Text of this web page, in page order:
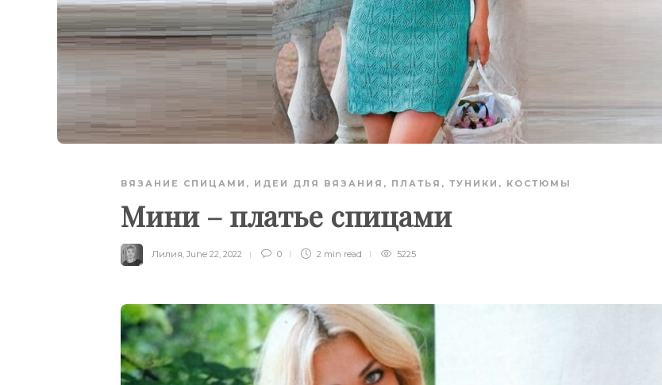
ВЯЗАНИЕ СПИЦАМИ , ИДЕИ ДЛЯ ВЯЗАНИЯ , ПЛАТЬЯ, ТУНИКИ, КОСТЮМЫ
Мини – платье спицами
Лилия, June 22, 2022 0 2 min read 5225